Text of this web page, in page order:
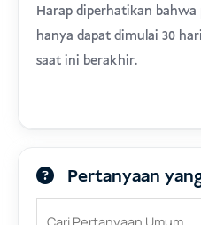
Harap diperhatikan bahwa
hanya dapat dimulai 30
saat ini berakhir.
Pertanyaan